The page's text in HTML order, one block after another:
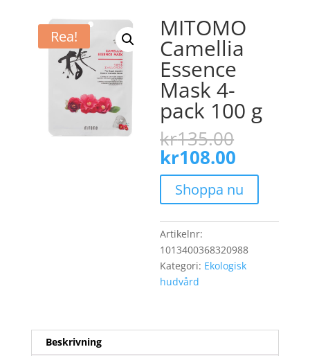
Rea! MITOMO
Camellia
Essence
Mask 4-
pack 100 g
kr135.00
priset
var:
kr108.00
priset
är:
Shoppa nu
Artikelnr:
1013400368320988
Kategori: Ekologisk
hudvård
Beskrivning